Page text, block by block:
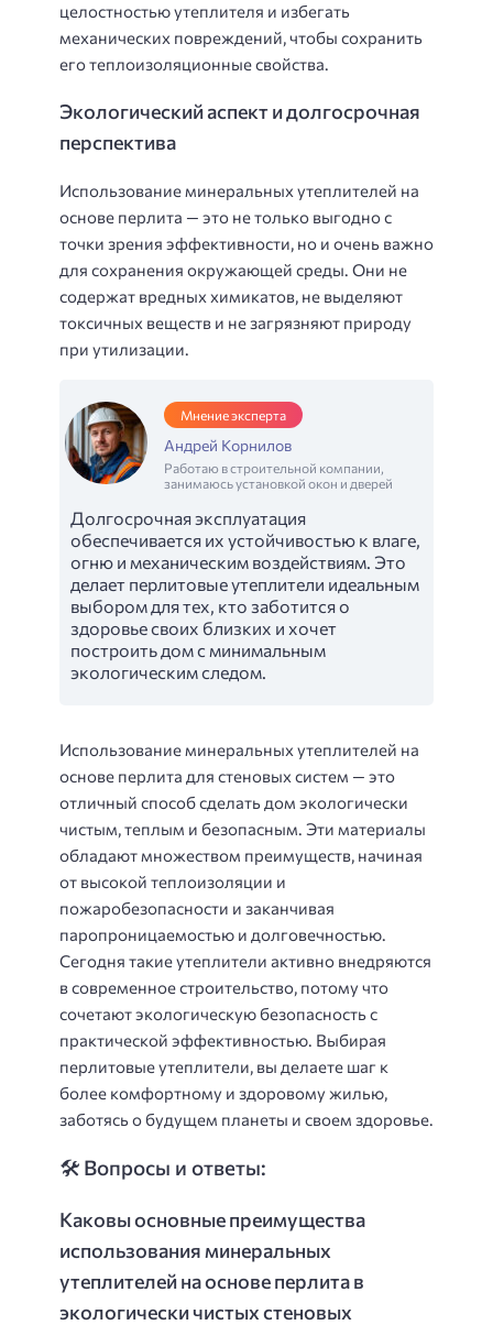
целостностью утеплителя и избегать
механических повреждений, чтобы сохранить
его теплоизоляционные свойства.
Экологический аспект и долгосрочная
перспектива
Использование минеральных утеплителей на
основе перлита — это не только выгодно с
точки зрения эффективности, но и очень важно
для сохранения окружающей среды. Они не
содержат вредных химикатов, не выделяют
токсичных веществ и не загрязняют природу
при утилизации.
Мнение эксперта
Андрей Корнилов
Работаю в строительной компании,
занимаюсь установкой окон и дверей
Долгосрочная эксплуатация
обеспечивается их устойчивостью к влаге,
огню и механическим воздействиям. Это
делает перлитовые утеплители идеальным
выбором для тех, кто заботится о
здоровье своих близких и хочет
построить дом с минимальным
экологическим следом.
Использование минеральных утеплителей на
основе перлита для стеновых систем — это
отличный способ сделать дом экологически
чистым, теплым и безопасным. Эти материалы
обладают множеством преимуществ, начиная
от высокой теплоизоляции и
пожаробезопасности и заканчивая
паропроницаемостью и долговечностью.
Сегодня такие утеплители активно внедряются
в современное строительство, потому что
сочетают экологическую безопасность с
практической эффективностью. Выбирая
перлитовые утеплители, вы делаете шаг к
более комфортному и здоровому жилью,
заботясь о будущем планеты и своем здоровье.
🛠️ Вопросы и ответы:
Каковы основные преимущества
использования минеральных
утеплителей на основе перлита в
экологически чистых стеновых